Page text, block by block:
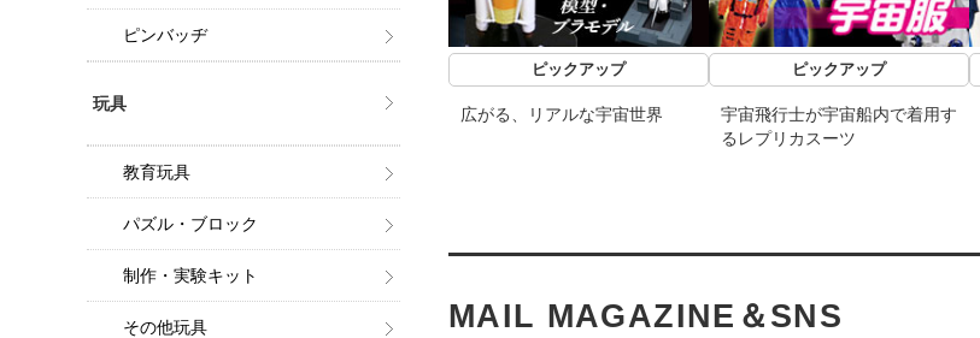
ピックアップ
広がる、リアルな宇宙世界
ピックアップ
宇宙飛行士が宇宙船内で着用す
るレプリカスーツ
MAIL MAGAZINE＆SNS
ピンバッヂ
玩具
教育玩具
パズル・ブロック
制作・実験キット
その他玩具